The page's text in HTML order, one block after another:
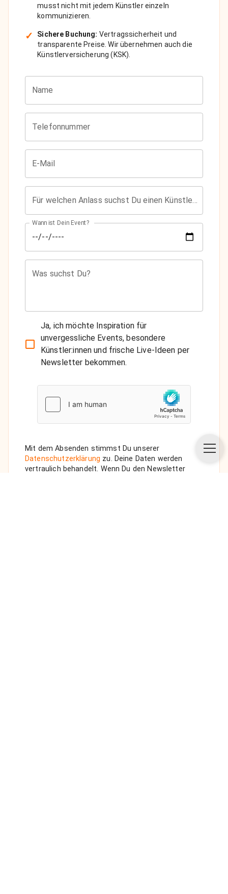
musst nicht mit jedem Künstler einzeln
kommunizieren.
✓ Sichere Buchung: Vertragssicherheit und
transparente Preise. Wir übernehmen auch die
Künstlerversicherung (KSK).
Name
Telefonnummer
E-Mail
Wann ist Dein Event?
Was suchst Du?
Ja, ich möchte Inspiration für
unvergessliche Events, besondere
Künstler:innen und frische Live-Ideen per
Newsletter bekommen.
Mit dem Absenden stimmst Du unserer
Datenschutzerklärung zu. Deine Daten werden
vertraulich behandelt. Wenn Du den Newsletter